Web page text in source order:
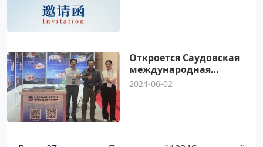
Откроется Саудовская
международная
горнодобывающая
2024-06-02